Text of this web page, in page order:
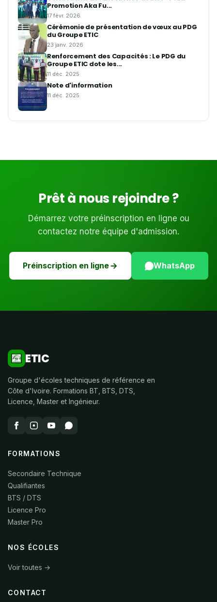
Promotion Aka Fu...
17 févr. 2026
Cérémonie de présentation de vœux au PDG
du Groupe ETIC
23 janv. 2026
Renforcement des Capacités : Le PDG du
Groupe ETIC dote les...
11 déc. 2025
Note d'information
11 déc. 2025
Prêt à nous rejoindre ?
Démarrez votre préinscription en ligne ou
contactez notre équipe d'admission.
Préinscription en ligne WhatsApp
ETIC
Groupe d'écoles techniques de référence en
Côte d'Ivoire. Formations BT, BTS, DTS,
Licence, Master et Ingénieur.
FORMATIONS
Secondaire Technique
Qualifiantes
BTS / DTS
Licence Pro
Master Pro
NOS ÉCOLES
Voir toutes →
CONTACT